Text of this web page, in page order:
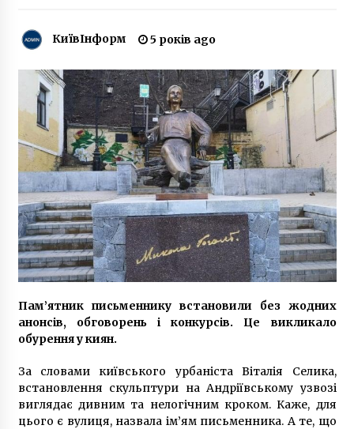
У Києві в одному з тролейбусів чоловік
8 років ago
Сталкери-рецидивісти несли з
Чорнобильської зони роги
6 років ago
Телеканал “Інтер” готує програми до
російського свята 23 лютого
6 років ago
З 1 січня 2021 року архітектурна бібліотека
Заболотного може опинитися на вулиці
Церква “для своїх” на місці, де зараз могила
7 років ago
КиївІнформ 5 років ago
Пам’ятник письменнику встановили без жодних
анонсів, обговорень і конкурсів. Це викликало
обурення у киян.
За словами київського урбаніста Віталія Селика,
встановлення скульптури на Андріївському узвозі
виглядає дивним та нелогічним кроком. Каже, для
цього є вулиця, назвала ім’ям письменника. А те, що